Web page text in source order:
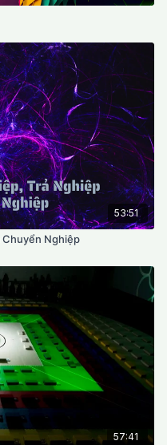
53:51
Nghiệp và Chuyển Nghiệp
57:41